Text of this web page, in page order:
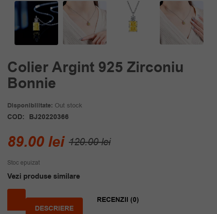
Colier Argint 925 Zirconiu
Bonnie
Disponibilitate: Out stock
COD: BJ20220366
120.00leiPrețul
120.00 lei.
89.00 lei
Prețul
Stoc epuizat
Vezi produse similare
DESCRIERE
RECENZII (0)